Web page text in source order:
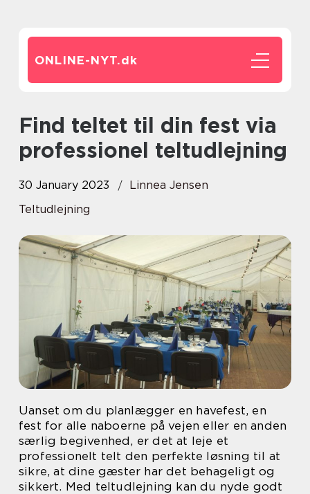
ONLINE-NYT.dk
Find teltet til din fest via
professionel teltudlejning
30 January 2023
Linnea Jensen
Teltudlejning
Uanset om du planlægger en havefest, en
fest for alle naboerne på vejen eller en anden
særlig begivenhed, er det at leje et
professionelt telt den perfekte løsning til at
sikre, at dine gæster har det behageligt og
sikkert. Med teltudlejning kan du nyde godt